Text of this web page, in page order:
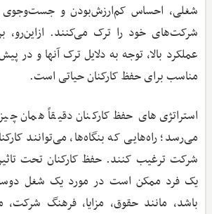
شغلی، احساس کم‌ارزش‌بودن و
شرکت‌های خود را ترک می‌کنند. ازاین‌رو،
عملکرد بالا، توجه به دلایل ترک آنها و در
مناسب برای حفظ کارکنان حیاتی است.
استراتژی‌های حفظ کارکنان دقیقاً همان
می‌رسد؛ راه‌هایی که بنگاه‌ها، می‌توانند
شرکت ترغیب کنند. حفظ کارکنان تحت
یک فرد ممکن است در مورد یک شغل
باشد، مانند حقوق، مزایا، فرهنگ